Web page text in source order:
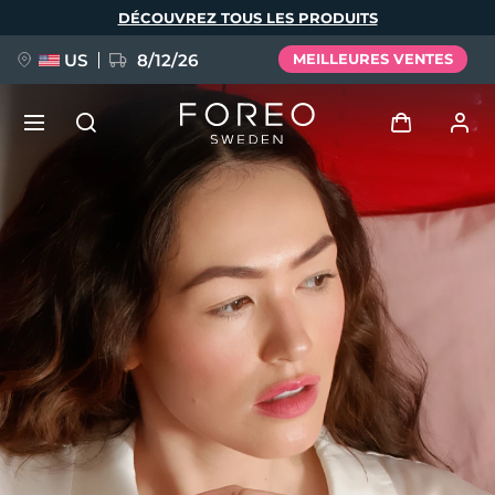
DÉCOUVREZ TOUS LES PRODUITS
US 8/12/26 MEILLEURES VENTES
Se connecter
Profil de l'utilisateur
Mes appareils
Mes commandes
Mes adresses
Mes abonnements
FAQ™ Pure Beauty-Tech Elixir
BREAKING NEWS
issa™ Teeth Whitening Set
Langue
English Deutsch
Español
Français
Português
Polski
Svenska
Русский
Türkçe
简体中文 繁體中文